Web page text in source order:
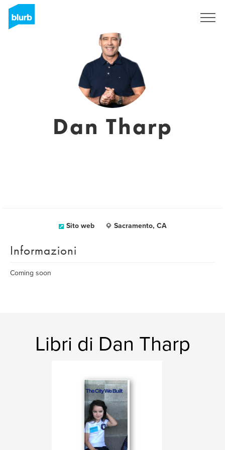
Dan Tharp
Sito web Sacramento, CA
Informazioni
Coming soon
Libri di Dan Tharp